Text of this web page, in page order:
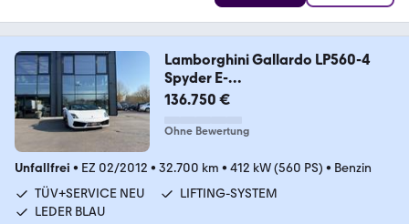
Lamborghini Gallardo LP560-4
Spyder E-
Gear*EXCLUSIVE*LIFTING
136.750 €
Ohne Bewertung
Unfallfrei • EZ 02/2012 • 32.700 km • 412 kW (560 PS) • Benzin
TÜV+SERVICE NEU
LIFTING-SYSTEM
LEDER BLAU